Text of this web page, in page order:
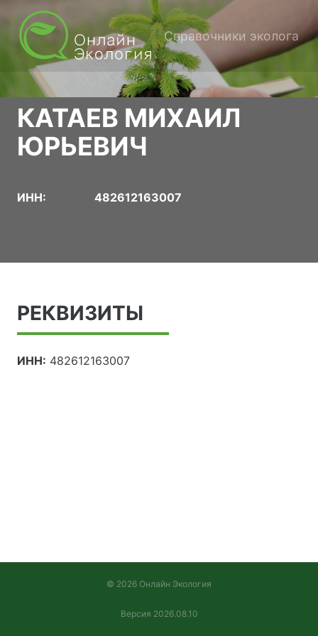
Справочники эколога
КАТАЕВ МИХАИЛ
ЮРЬЕВИЧ
ИНН: 482612163007
РЕКВИЗИТЫ
ИНН: 482612163007
© 2026 Онлайн Экология
Версия 2026.08.10